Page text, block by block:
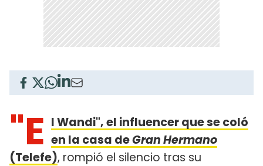
"E l Wandi", el influencer que se coló
en la casa deGran Hermano
(Telefe), rompió el silencio tras su